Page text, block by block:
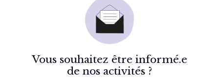
Vous souhaitez être informé.e
de nos activités ?